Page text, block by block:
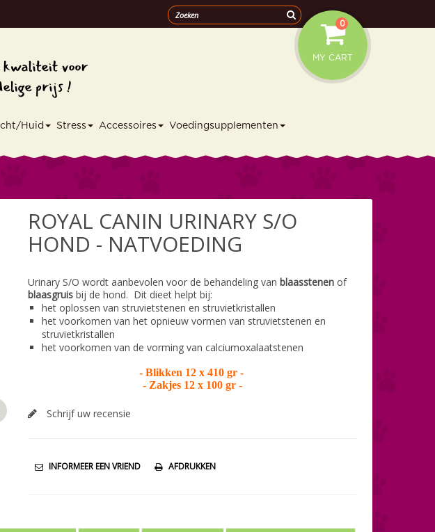
MY CART
0
Huid Stress Accessoires Voedingsupplementen
ROYAL CANIN URINARY S/O
HOND - NATVOEDING
Urinary S/O wordt aanbevolen voor de behandeling vanblaasstenen of
blaasgruis bij de hond. Dit dieet helpt bij:
het oplossen van struvietstenen en struvietkristallen
het voorkomen van het opnieuw vormen van struvietstenen en
struvietkristallen
het voorkomen van de vorming van calciumoxalaatstenen
- Blikken 12 x 410 gr -
- Zakjes 12 x 100 gr -
Schrijf uw recensie
INFORMEER EEN VRIEND AFDRUKKEN